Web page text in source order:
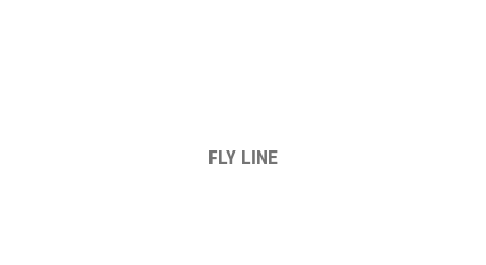
FLY LINE